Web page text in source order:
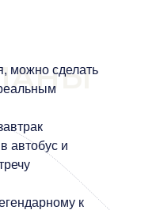
можно сделать
автобус и
к